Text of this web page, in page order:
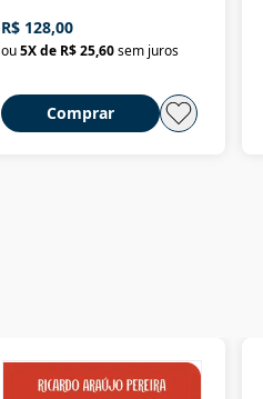
Civilização material
R$ 128,00
ou5X de R$ 25,60sem juros
Comprar